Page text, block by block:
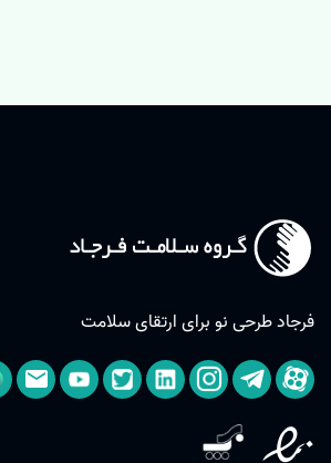
فرجاد طرحی نو برای ارتقای سلامت